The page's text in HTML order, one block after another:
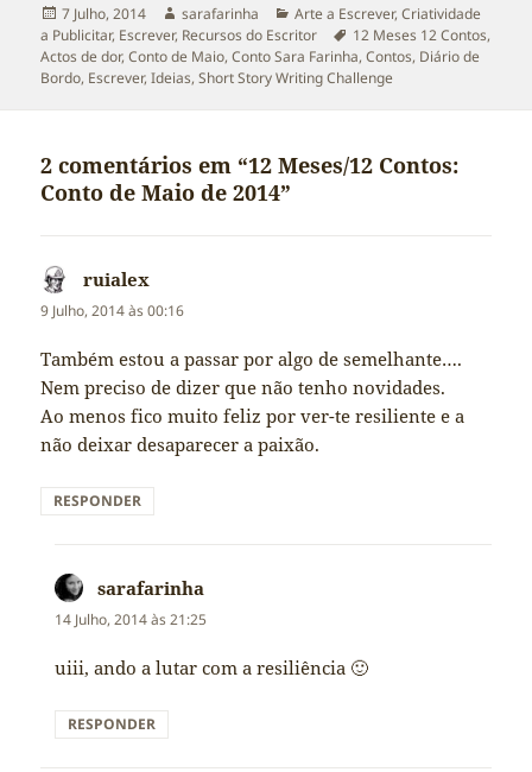
Publicado
a
7 Julho, 2014 Autor
sarafarinha Categorias
Arte a Escrever,Criatividade
a Publicitar, Escrever, Recursos do Escritor Etiquetas
12 Meses 12 Contos,
Actos de dor,Conto de Maio,Conto Sara Farinha,Contos, Diário de
Bordo, Escrever,Ideias,Short Story Writing Challenge
2 comentários em “12 Meses/12 Contos:
Conto de Maio de 2014”
ruialex
9 Julho, 2014 às 00:16
Também estou a passar por algo de semelhante….
Nem preciso de dizer que não tenho novidades.
Ao menos fico muito feliz por ver-te resiliente e a
não deixar desaparecer a paixão.
RESPONDER
sarafarinha
14 Julho, 2014 às 21:25
uiii, ando a lutar com a resiliência 🙂
RESPONDER